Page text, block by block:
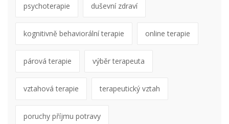
psychoterapie duševní zdraví
kognitivně behaviorální terapie online terapie
párová terapie výběr terapeuta
vztahová terapie terapeutický vztah
poruchy příjmu potravy